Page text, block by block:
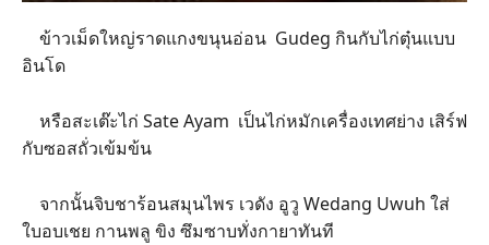
ข้าวเม็ดใหญ่ราดแกงขนุนอ่อน Gudeg กินกับไก่ตุ๋นแบบ
อินโด
หรือสะเต๊ะไก่ Sate Ayam เป็นไก่หมักเครื่องเทศย่าง เสิร์ฟ
กับซอสถั่วเข้มข้น
จากนั้นจิบชาร้อนสมุนไพร เวดัง อูวู Wedang Uwuh ใส่
ใบอบเชย กานพลู ขิง ซึมซาบทั่งกายาทันที